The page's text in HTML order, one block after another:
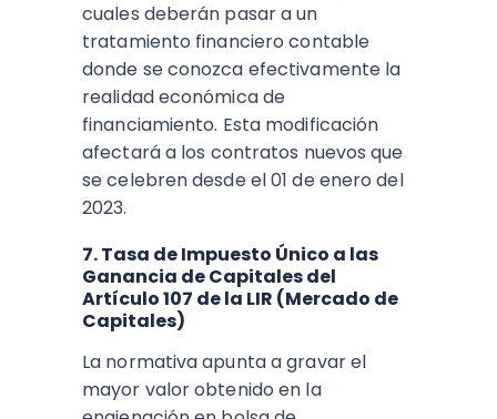
cuales deberán pasar a un
tratamiento financiero contable
donde se conozca efectivamente la
realidad económica de
financiamiento. Esta modificación
afectará a los contratos nuevos que
se celebren desde el 01 de enero del
2023.
7. Tasa de Impuesto Único a las
Ganancia de Capitales del
Artículo 107 de la LIR (Mercado de
Capitales)
La normativa apunta a gravar el
mayor valor obtenido en la